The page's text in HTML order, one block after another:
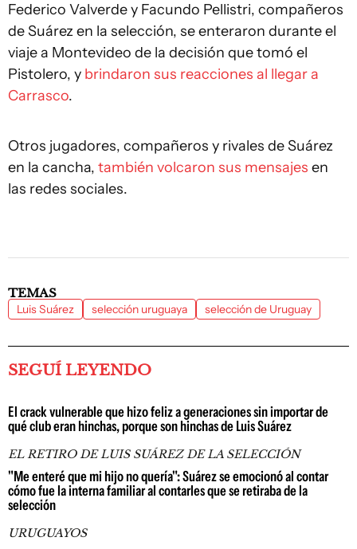
Federico Valverde y Facundo Pellistri, compañeros
de Suárez en la selección, se enteraron durante el
viaje a Montevideo de la decisión que tomó el
Pistolero, y brindaron sus reacciones al llegar a
Carrasco.
Otros jugadores, compañeros y rivales de Suárez
en la cancha, también volcaron sus mensajes en
las redes sociales.
TEMAS
Luis Suárez selección uruguaya selección de Uruguay
SEGUÍ LEYENDO
El crack vulnerable que hizo feliz a generaciones sin importar de
qué club eran hinchas, porque son hinchas de Luis Suárez
EL RETIRO DE LUIS SUÁREZ DE LA SELECCIÓN
"Me enteré que mi hijo no quería": Suárez se emocionó al contar
cómo fue la interna familiar al contarles que se retiraba de la
selección
URUGUAYOS